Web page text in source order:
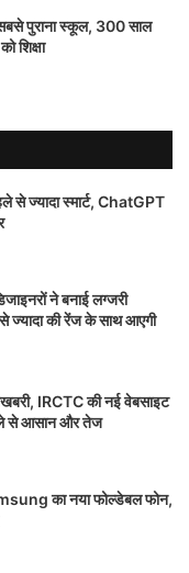
पुराना स्कूल, 300 साल
शिक्षा
से ज्यादा स्मार्ट, ChatGPT
ने बनाई लग्जरी
ज्यादा की रेंज के साथ आएगी
IRCTC की नई वेबसाइट
से आसान और तेज
का नया फोल्डेबल फोन,